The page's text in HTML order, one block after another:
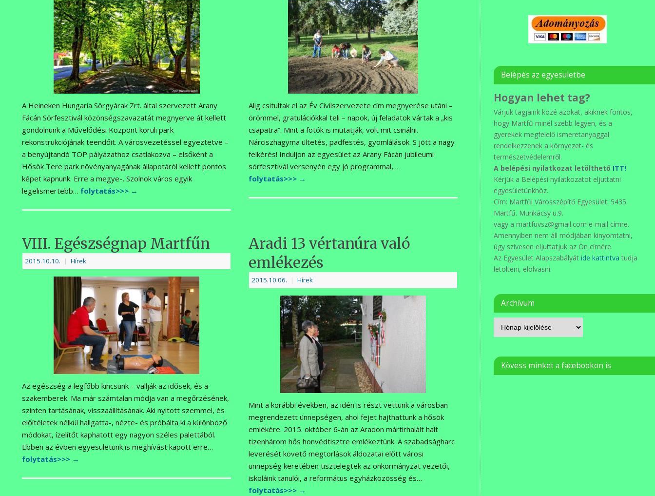
A Heineken Hungaria Sörgyárak Zrt. által szervezett Arany
Fácán Sörfesztivál közönségszavazatát megnyerve át kellett
gondolnunk a Művelődési Központ körüli park
rekonstrukciójának teendőit. A városvezetéssel egyeztetve –
a benyújtandó TOP pályázathoz csatlakozva – elsőként a
Hősök Tere park növényanyagának állapotáról kellett pontos
képet kapnunk. Erre a megye-, Szolnok város egyik
legelismertebb… folytatás>>> →
Alig csitultak el az Év Civilszervezete cím megnyerése utáni –
örömmel, gratulációkkal teli – napok, új feladatok vártak a „kis
csapatra”. Mint a fotók is mutatják, volt mit csinálni.
Nárciszhagyma ültetés, padfestés, gyomlálások. S jött a nagy
felkérés! Induljon az egyesület az Arany Fácán jubileumi
sörfesztivál versenyén egy jó programmal,…
folytatás>>> →
VIII. Egészségnap Martfűn
2015.10.10. | Hírek
Az egészség a legfőbb kincsünk – vallják az idősek, és a
szakemberek. Ma már számtalan módja van a megőrzésének,
szinten tartásának, visszaállításának. Aki nyitott szemmel, és
előítéletek nélkül hallgatta-, nézte- és próbálta ki a különböző
módokat, ízelítőt kaphatott egy nagyon széles palettából.
Ebben az évben egyesületünk is meghívást kapott erre…
folytatás>>> →
Aradi 13 vértanúra való
emlékezés
2015.10.06. | Hírek
Mint a korábbi években, az idén is részt vettünk a városban
megrendezett ünnepségen, ahol fejet hajthattunk a hősök
emlékére. 2015. október 6-án az Aradon mártírhalált halt
tizenhárom hős honvédtisztre emlékeztünk. A szabadságharc
leverését követő megtorlások áldozatai előtt városi
ünnepség keretében tisztelegtek az önkormányzat vezetői,
iskoláink tanulói, a református egyházközösség és…
folytatás>>> →
Belépés az egyesületbe
Hogyan lehet tag?
Várjuk tagjaink közé azokat, akiknek fontos,
hogy Martfű minél szebb legyen, és a
gyerekek megfelelő ismeretanyaggal
rendelkezzenek a környezet- és
természetvédelemről.
A belépési nyilatkozat letölthető ITT!
Kérjük a Belépési nyilatkozatot eljuttatni
egyesületünkhöz.
Cím: Martfűi Városszépítő Egyesület. 5435.
Martfű. Munkácsy u.9.
vagy a martfuvsz@gmail.com e-mail címre.
Amennyiben nem áll módjában kinyomtatni,
úgy szívesen eljuttatjuk az Ön címére.
Az Egyesület Alapszabályát ide kattintva tudja
letölteni, elolvasni.
Archívum
Kövess minket a facebookon is